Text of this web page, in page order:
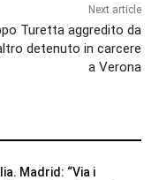
Next article
Turetta aggredito da
detenuto in carcere
a Verona
Madrid: “Via i